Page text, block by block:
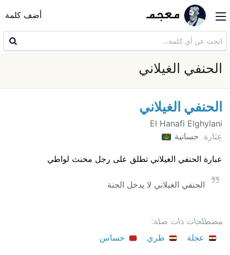
أضف كلمة
الحنفي الغيلاني
الحنفي الغيلاني
عِبَارة حسانية
عبارة الحنفي الغيلاني تطلق على رجل مخنث لواطي
الحنفي الغيلاني لا يدخل الجنة
مصطلحات ذات صلة:
عجلة
طري حساس